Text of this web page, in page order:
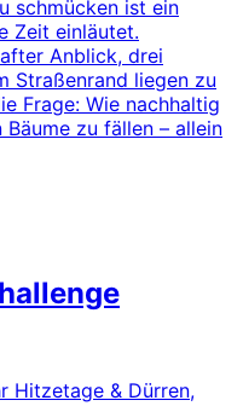
schmücken ist ein
Zeit einläutet.
Anblick, drei
Straßenrand liegen zu
Frage: Wie nachhaltig
zu fällen – allein
Hitzetage & Dürren,